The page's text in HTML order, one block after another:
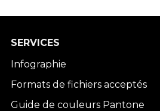
SERVICES
Infographie
Formats de fichiers acceptés
Guide de couleurs Pantone